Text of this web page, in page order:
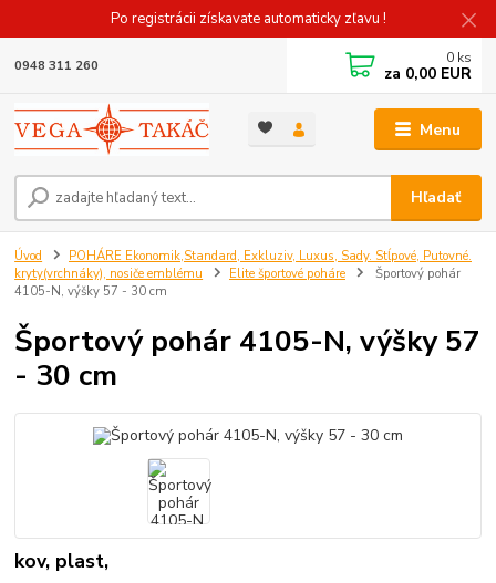
Po registrácii získavate automaticky zľavu !
Menu
Hľadať
0948 311 260 0 ks
za 0,00 EUR
Úvod
POHÁRE Ekonomik,Standard, Exkluziv, Luxus, Sady. Stĺpové, Putovné.
kryty(vrchnáky), nosiče emblému
Elite športové poháre
Športový pohár
4105-N, výšky 57 - 30 cm
Športový pohár 4105-N, výšky 57
- 30 cm
kov, plast,